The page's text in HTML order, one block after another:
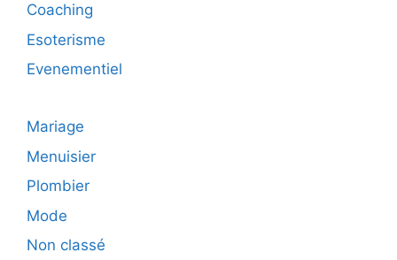
Coaching
Esoterisme
Evenementiel
Mariage
Menuisier
Plombier
Mode
Non classé